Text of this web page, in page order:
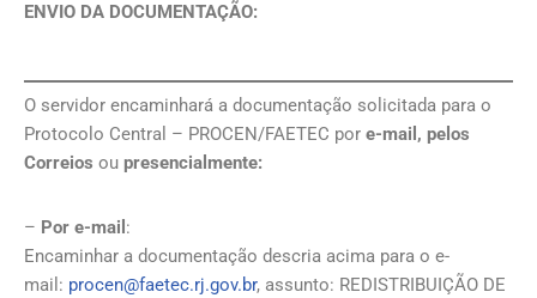
ENVIO DA DOCUMENTAÇÃO:
O servidor encaminhará a documentação solicitada para o
Protocolo Central – PROCEN/FAETEC por e-mail, pelos
Correios ou presencialmente:
– Por e-mail :
Encaminhar a documentação descria acima para o e-
mail: procen@faetec.rj.gov.br, assunto: REDISTRIBUIÇÃO DE